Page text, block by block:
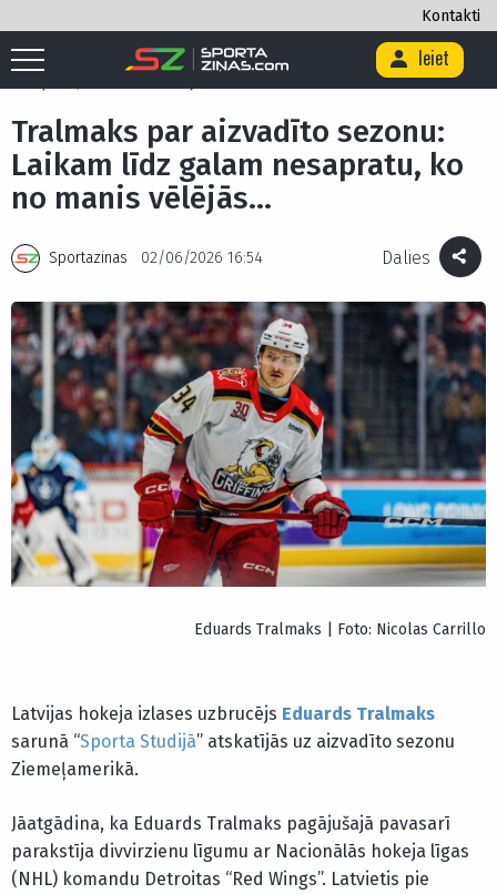
Kontakti
Ieiet
Sākums / Tralmaks par aizvadīto sezonu: Laikam līdz galam
Tralmaks par aizvadīto sezonu:
Laikam līdz galam nesapratu, ko
no manis vēlējās…
Sportazinas 02/06/2026 16:54 Dalies
Eduards Tralmaks | Foto: Nicolas Carrillo
Latvijas hokeja izlases uzbrucējs Eduards Tralmaks
sarunā “Sporta Studijā” atskatījās uz aizvadīto sezonu
Ziemeļamerikā.
Jāatgādina, ka Eduards Tralmaks pagājušajā pavasarī
parakstīja divvirzienu līgumu ar Nacionālās hokeja līgas
(NHL) komandu Detroitas “Red Wings”. Latvietis pie